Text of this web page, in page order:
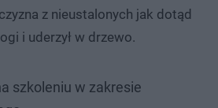
z nieustalonych jak dotąd
i uderzył w drzewo.
szkoleniu w zakresie